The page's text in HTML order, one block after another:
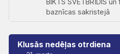
BIKTS SVĒTBRĪDIS
baznīcas sakristejā
Klusās nedēļas otrdiena